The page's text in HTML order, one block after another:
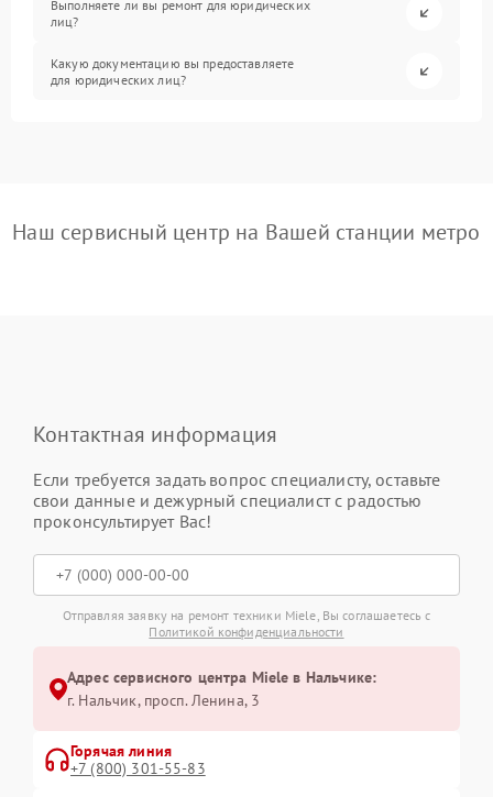
Выполняете ли вы ремонт для юридических
лиц?
Какую документацию вы предоставляете
для юридических лиц?
Наш сервисный центр на Вашей станции метро
Контактная информация
Если требуется задать вопрос специалисту, оставьте
свои данные и дежурный специалист с радостью
проконсультирует Вас!
Отправляя заявку на ремонт техники Miele, Вы соглашаетесь с
Политикой конфиденциальности
Адрес сервисного центра Miele в Нальчике:
г. Нальчик, просп. Ленина, 3
Горячая линия
+7 (800) 301-55-83